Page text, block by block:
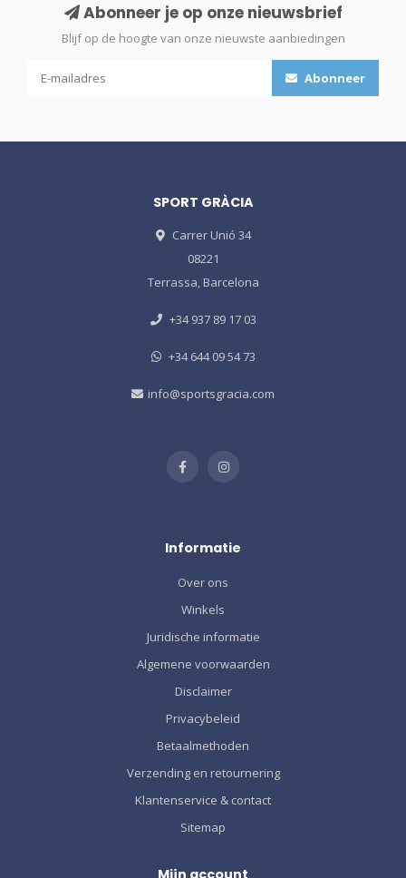
Abonneer je op onze nieuwsbrief
Blijf op de hoogte van onze nieuwste aanbiedingen
Abonneer
SPORT GRÀCIA
Carrer Unió 34
08221
Terrassa, Barcelona
+34 937 89 17 03
+34 644 09 54 73
info@sportsgracia.com
Informatie
Over ons
Winkels
Juridische informatie
Algemene voorwaarden
Disclaimer
Privacybeleid
Betaalmethoden
Verzending en retournering
Klantenservice & contact
Sitemap
Mijn account